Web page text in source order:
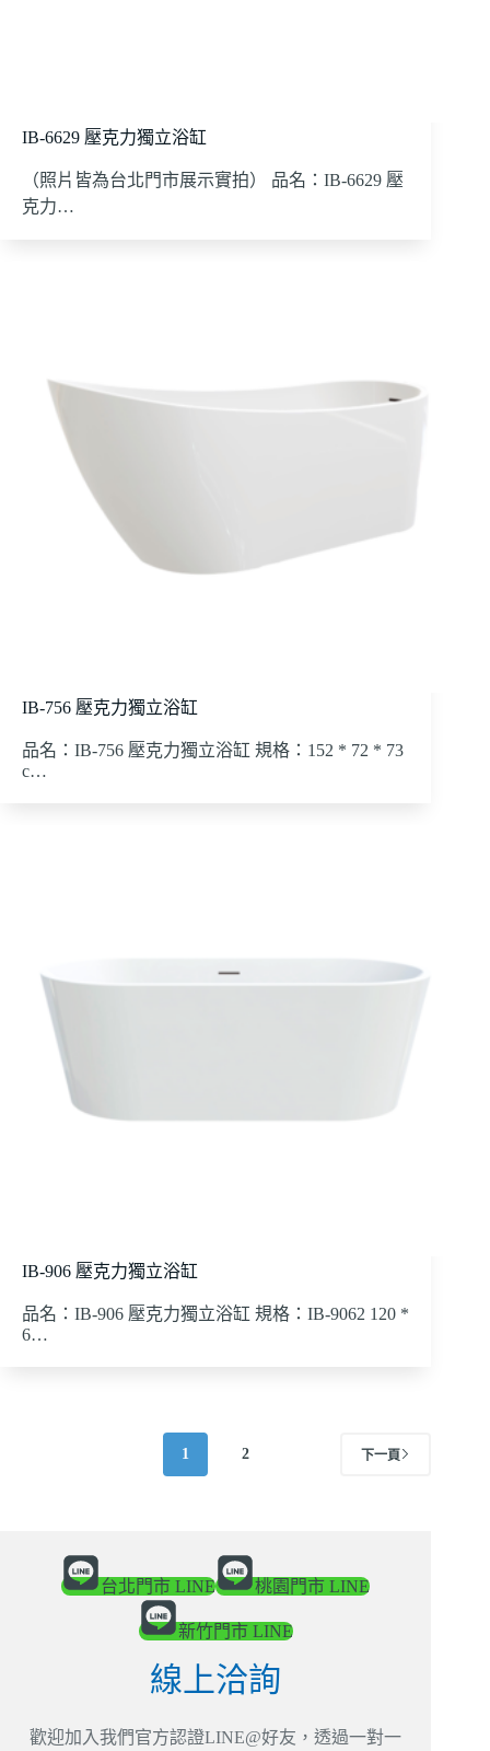
IB-6629 壓克力獨立浴缸
（照片皆為台北門市展示實拍） 品名：IB-6629 壓
克力…
IB-756 壓克力獨立浴缸
品名：IB-756 壓克力獨立浴缸 規格：152 * 72 * 73
c…
IB-906 壓克力獨立浴缸
品名：IB-906 壓克力獨立浴缸 規格：IB-9062 120 *
6…
1 2 下一頁
台北門市 LINE 桃園門市 LINE
新竹門市 LINE
線上洽詢
歡迎加入我們官方認證LINE@好友，透過一對一